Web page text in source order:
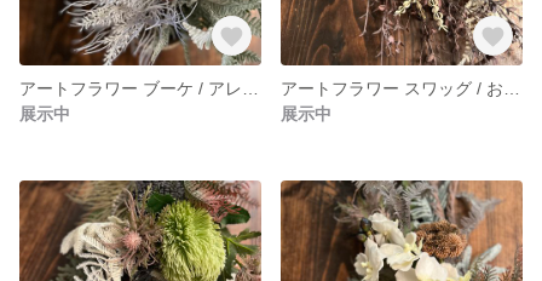
展示中
展示中